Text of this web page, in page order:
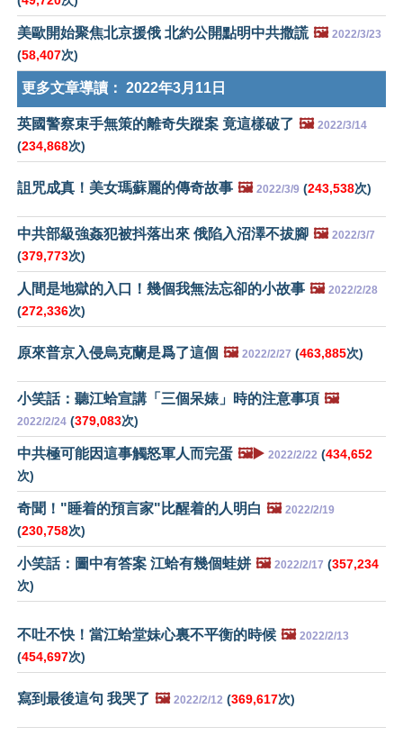
美歐開始聚焦北京援俄 北約公開點明中共撒謊 🖼️ 2022/3/23
(58,407次)
更多文章導讀： 2022年3月11日
英國警察束手無策的離奇失蹤案 竟這樣破了 🖼️ 2022/3/14
(234,868次)
詛咒成真！美女瑪蘇麗的傳奇故事 🖼️ 2022/3/9 (243,538次)
中共部級強姦犯被抖落出來 俄陷入沼澤不拔腳 🖼️ 2022/3/7
(379,773次)
人間是地獄的入口！幾個我無法忘卻的小故事 🖼️ 2022/2/28
(272,336次)
原來普京入侵烏克蘭是爲了這個 🖼️ 2022/2/27 (463,885次)
小笑話：聽江蛤宣講「三個呆婊」時的注意事項 🖼️
2022/2/24 (379,083次)
中共極可能因這事觸怒軍人而完蛋 🖼️▶️ 2022/2/22 (434,652
次)
奇聞！"睡着的預言家"比醒着的人明白 🖼️ 2022/2/19
(230,758次)
小笑話：圖中有答案 江蛤有幾個蛙姘 🖼️ 2022/2/17 (357,234
次)
不吐不快！當江蛤堂妹心裏不平衡的時候 🖼️ 2022/2/13
(454,697次)
寫到最後這句 我哭了 🖼️ 2022/2/12 (369,617次)